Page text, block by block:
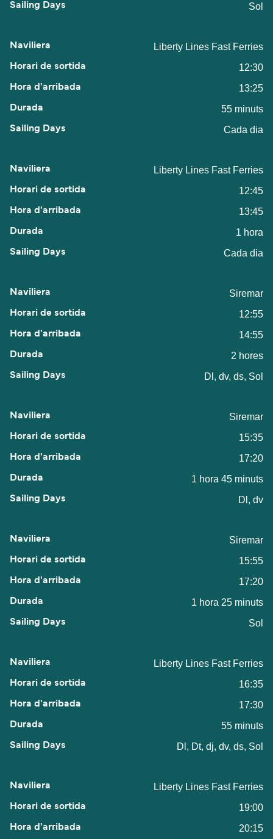
Sol
Liberty Lines Fast Ferries
12:30
13:25
55 minuts
Cada dia
Liberty Lines Fast Ferries
12:45
13:45
1 hora
Cada dia
Siremar
12:55
14:55
2 hores
Dl, dv, ds, Sol
Siremar
15:35
17:20
1 hora 45 minuts
Dl, dv
Siremar
15:55
17:20
1 hora 25 minuts
Sol
Liberty Lines Fast Ferries
16:35
17:30
55 minuts
Dl, Dt, dj, dv, ds, Sol
Liberty Lines Fast Ferries
19:00
20:15